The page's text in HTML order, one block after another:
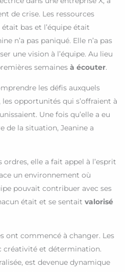
de crise. Les ressources
bas et l’équipe était
n’a pas paniqué. Elle n’a pas
une vision à l’équipe. Au lieu
semaines à écouter.
les défis auxquels
opportunités qui s’offraient à
Une fois qu’elle a eu
de la situation, Jeanine a
elle a fait appel à l’esprit
un environnement où
pouvait contribuer avec ses
était et se sentait valorisé
ont commencé à changer. Les
créativité et détermination.
est devenue dynamique